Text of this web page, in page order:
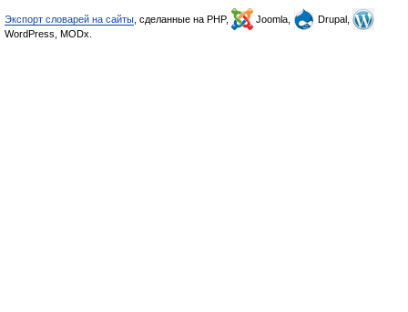
Экспорт словарей на сайты , сделанные на PHP, Joomla,
Drupal,
WordPress, MODx.